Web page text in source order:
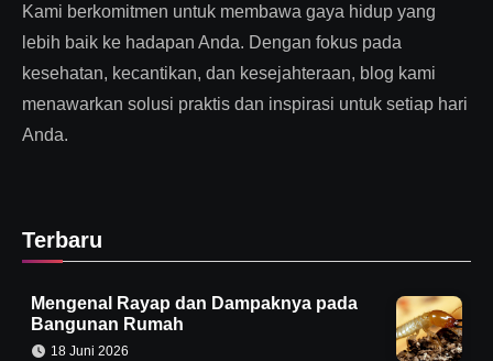
Kami berkomitmen untuk membawa gaya hidup yang
lebih baik ke hadapan Anda. Dengan fokus pada
kesehatan, kecantikan, dan kesejahteraan, blog kami
menawarkan solusi praktis dan inspirasi untuk setiap hari
Anda.
Terbaru
Mengenal Rayap dan Dampaknya pada
Bangunan Rumah
18 Juni 2026